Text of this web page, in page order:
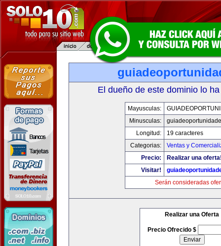
El dueño de este dominio lo
Mayusculas:
Minusculas:
Longitud:
19 caracteres
Categorias:
Ventas y
Precio:
Realizar una
Visitar!
Serán consideradas
Realizar una Oferta
Precio Ofrecido $